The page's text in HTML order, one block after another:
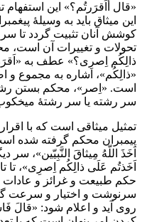
«قال أَاَقرَرتُم؟» اين
اين ميثاق بايد به وسيلۀ
كوشش آنان تثبيت گردد تا
تحولات و تغييرات آن است،
ذالِكُم اِصرِى؟» عطف به
«ذالِكُم»، اشاره به مجموع و
است. «اِصر»، محكم بستن
سر رشته يا سر رشتۀ
تمثيل ميثاقى است كه با
پيمبران محكم گرفته شده
اَخَذَ اللّهُ مِيثاقَ النَّبِيّين»، سر
اَخَذتُم عَلَى ذالِكُم اِصرِى»، تا
حكم طبيعت و غرائز و عادات
سرنوشت و اختيار و سرعت
روى آيد و اعلام شود: «قالَ